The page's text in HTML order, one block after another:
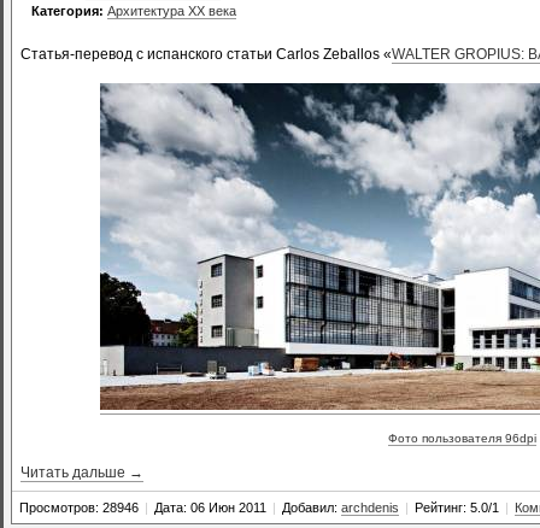
Категория: Архитектура XX века
Статья-перевод с испанского статьи Carlos Zeballos «WALTER GROPIUS:
Фото пользователя 96dpi
Читать дальше →
Просмотров: 28946 | Дата: 06 Июн 2011 | Добавил: archdenis | Рейтинг: 5.0/1 |